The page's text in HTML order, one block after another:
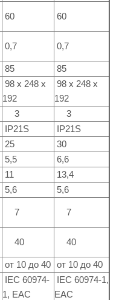
60 60
0,7 0,7
85 85
98 x 248 x
192
98 x 248 x
192
3
3
IP21S
IP21S
25
30
5,5
6,6
11
13,4
5,6
5,6
7 7
40 40
от 10 до 40 от 10 до 40
IEC 60974-
1, EAC
IEC 60974-1,
EAC